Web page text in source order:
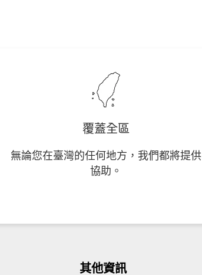
覆蓋全區
無論您在臺灣的任何地方，我們都將提供
協助。
其他資訊